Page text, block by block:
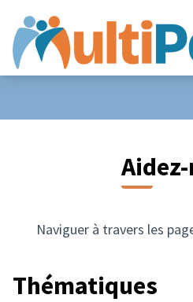
Naviguer à travers les
Thématiques